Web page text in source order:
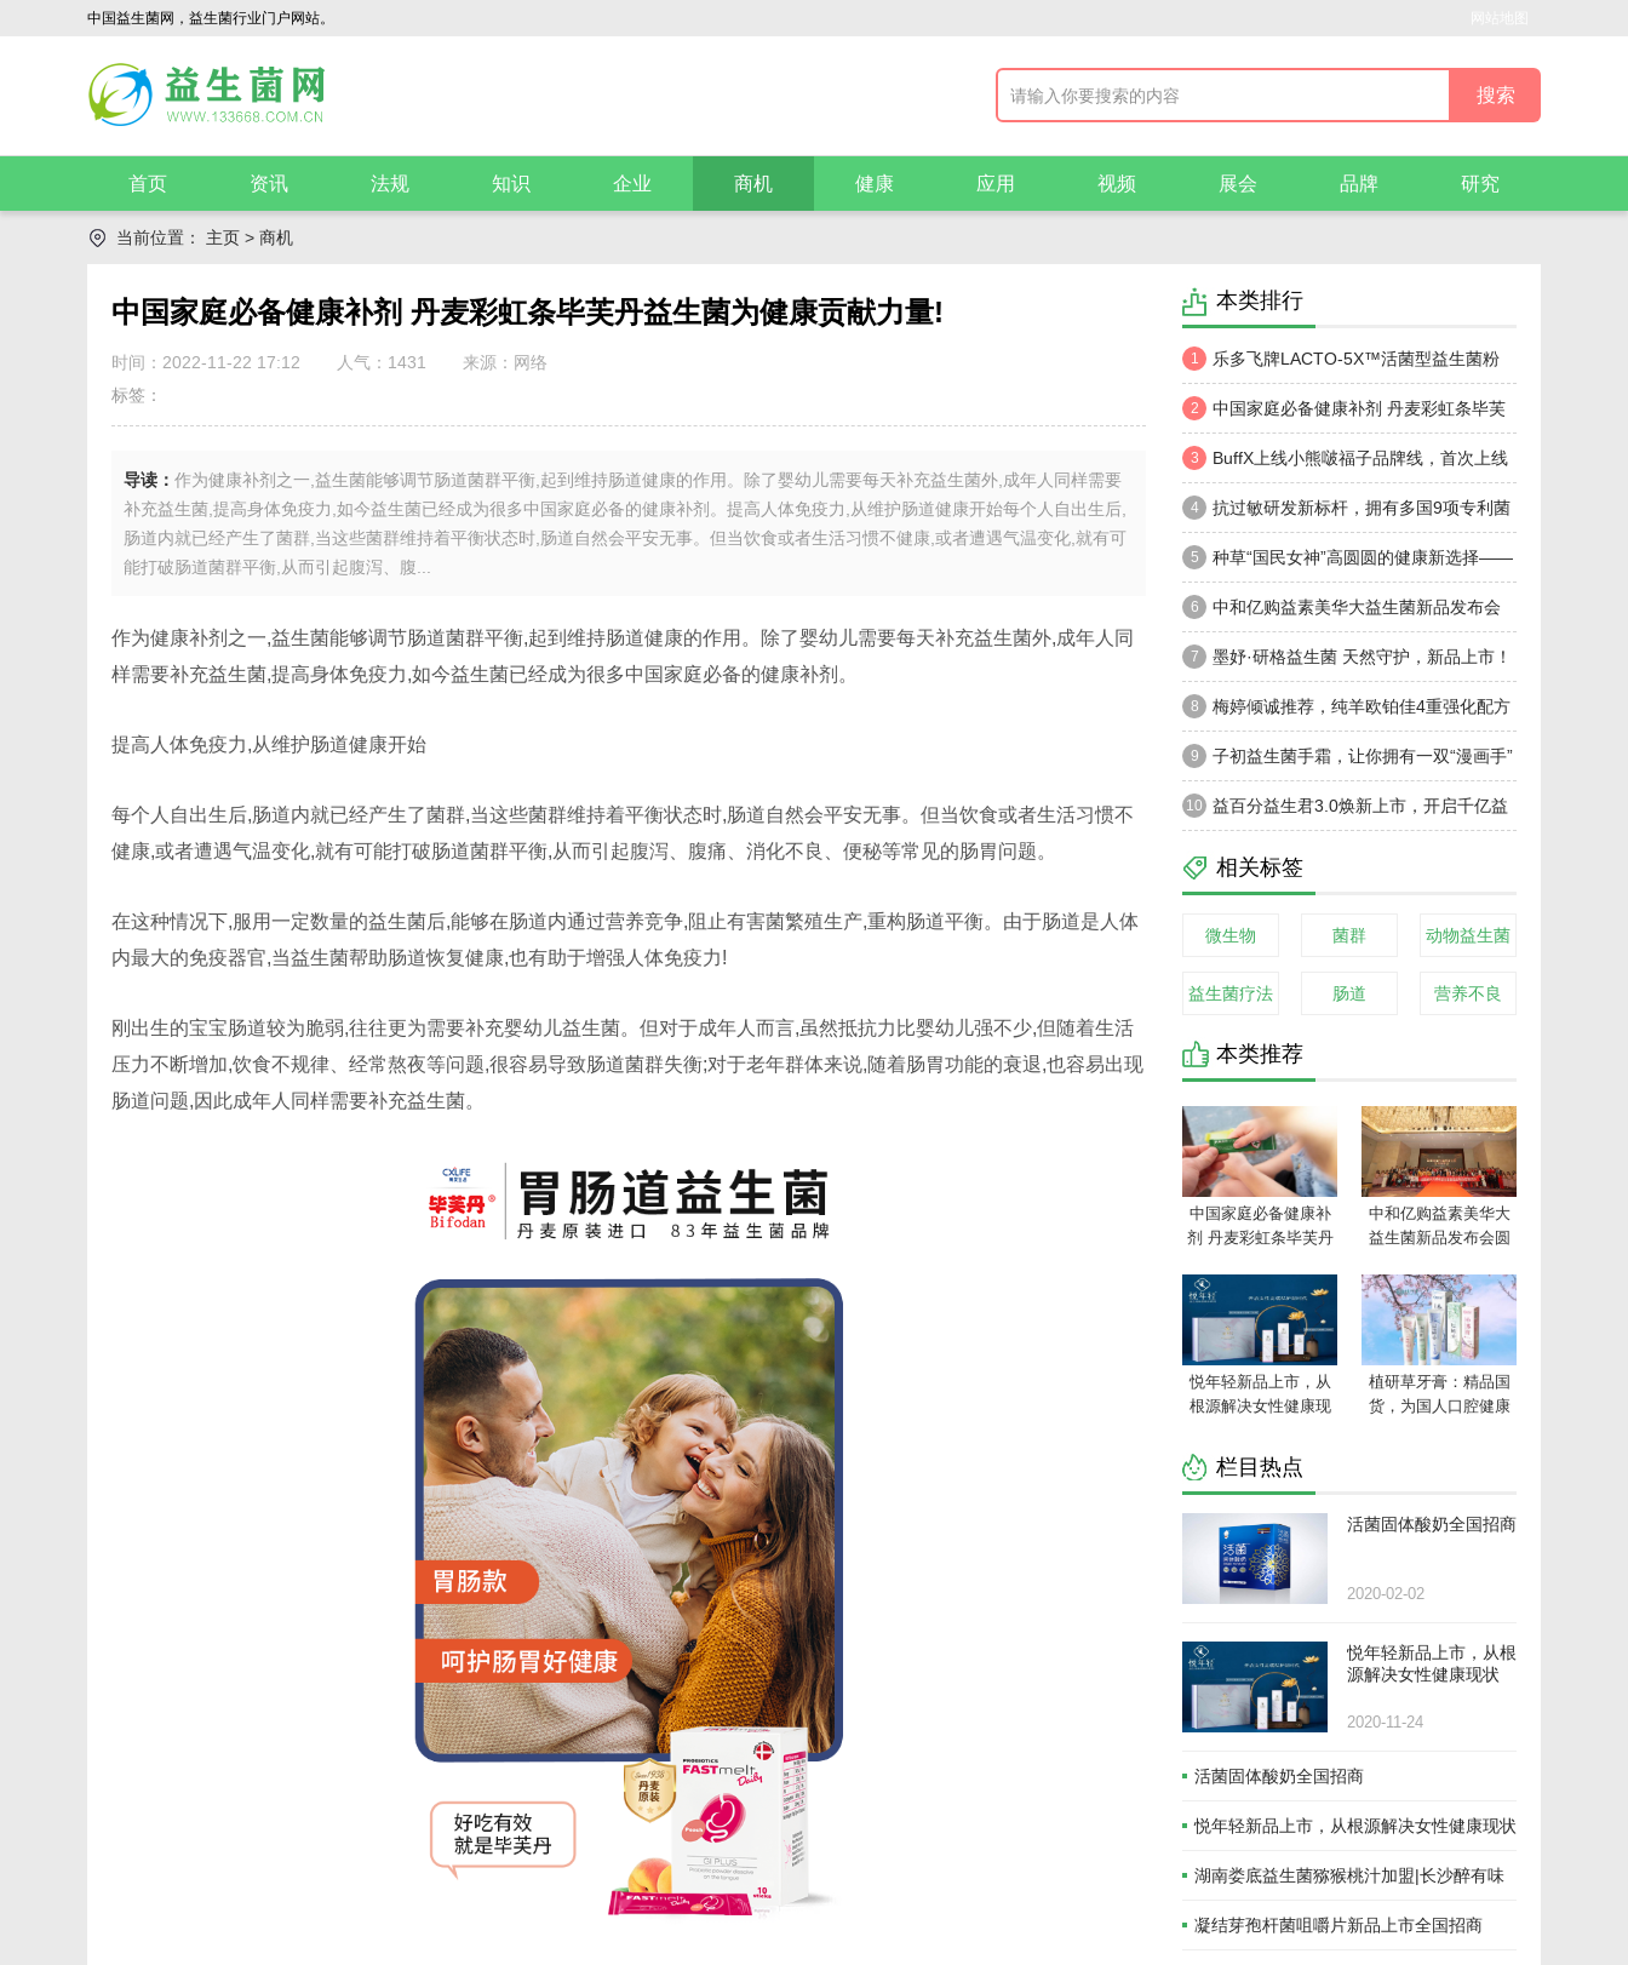
中国益生菌网，益生菌行业门户网站。
首页 资讯 法规 知识 企业 商机 健康 应用 视频 展会 品牌 研究
当前位置： 主页 > 商机
中国家庭必备健康补剂 丹麦彩虹条毕芙丹益生菌为健康贡献力量!
时间：2022-11-22 17:12 人气： 1431
来源：网络
标签：
导读： 作为健康补剂之一,益生菌能够调节肠道菌群平衡,起到维持肠道健康的作用。除了婴幼儿需要每天补充益生菌外,成年人同样需要
补充益生菌,提高身体免疫力,如今益生菌已经成为很多中国家庭必备的健康补剂。提高人体免疫力,从维护肠道健康开始每个人自出生后,
肠道内就已经产生了菌群,当这些菌群维持着平衡状态时,肠道自然会平安无事。但当饮食或者生活习惯不健康,或者遭遇气温变化,就有可
能打破肠道菌群平衡,从而引起腹泻、腹...
作为健康补剂之一,益生菌能够调节肠道菌群平衡,起到维持肠道健康的作用。除了婴幼儿需要每天补充益生菌外,成年人同
样需要补充益生菌,提高身体免疫力,如今益生菌已经成为很多中国家庭必备的健康补剂。
提高人体免疫力,从维护肠道健康开始
每个人自出生后,肠道内就已经产生了菌群,当这些菌群维持着平衡状态时,肠道自然会平安无事。但当饮食或者生活习惯不
健康,或者遭遇气温变化,就有可能打破肠道菌群平衡,从而引起腹泻、腹痛、消化不良、便秘等常见的肠胃问题。
在这种情况下,服用一定数量的益生菌后,能够在肠道内通过营养竞争,阻止有害菌繁殖生产,重构肠道平衡。由于肠道是人体
内最大的免疫器官,当益生菌帮助肠道恢复健康,也有助于增强人体免疫力!
刚出生的宝宝肠道较为脆弱,往往更为需要补充婴幼儿益生菌。但对于成年人而言,虽然抵抗力比婴幼儿强不少,但随着生活
压力不断增加,饮食不规律、经常熬夜等问题,很容易导致肠道菌群失衡;对于老年群体来说,随着肠胃功能的衰退,也容易出现
肠道问题,因此成年人同样需要补充益生菌。
本类排行
1 乐多飞牌LACTO-5X™活菌型益生菌粉
（GOLD）「锌」添加，双倍呵护
2 中国家庭必备健康补剂 丹麦彩虹条毕芙
丹益生菌为健康贡献力量!
3 BuffX上线小熊啵福子品牌线，首次上线
3款新品
4 抗过敏研发新标杆，拥有多国9项专利菌
株， Fulljoy福乐依速敏益生菌助力儿童抗敏
5 种草“国民女神”高圆圆的健康新选择——
森下仁丹Bifin
6 中和亿购益素美华大益生菌新品发布会
圆满成功
7 墨妤·研格益生菌 天然守护，新品上市！
8 梅婷倾诚推荐，纯羊欧铂佳4重强化配方
呵护宝宝茁壮成长！
9 子初益生菌手霜，让你拥有一双“漫画手”
10 益百分益生君3.0焕新上市，开启千亿益
生菌新时代
相关标签
微生物 菌群 动物益生菌
益生菌疗法 肠道 营养不良
本类推荐
中国家庭必备健康补
剂 丹麦彩虹条毕芙丹
中和亿购益素美华大
益生菌新品发布会圆
悦年轻新品上市，从
根源解决女性健康现
植研草牙膏：精品国
货，为国人口腔健康
栏目热点
活菌固体酸奶全国招商
2020-02-02
悦年轻新品上市，从根
源解决女性健康现状
2020-11-24
活菌固体酸奶全国招商
悦年轻新品上市，从根源解决女性健康现状
湖南娄底益生菌猕猴桃汁加盟|长沙醉有味
益生菌饮料—醉有味集团
凝结芽孢杆菌咀嚼片新品上市全国招商